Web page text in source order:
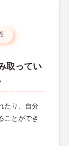
取ってい
たり、自分
ことができ